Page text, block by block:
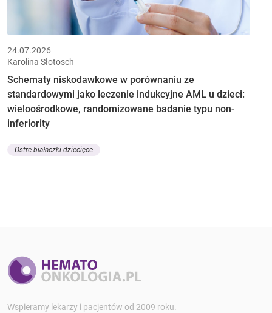
24.07.2026
Karolina Słotosch
Schematy niskodawkowe w porównaniu ze
standardowymi jako leczenie indukcyjne AML u dzieci:
wieloośrodkowe, randomizowane badanie typu non-
inferiority
Ostre białaczki dziecięce
Wspieramy lekarzy i pacjentów od 2009 roku.